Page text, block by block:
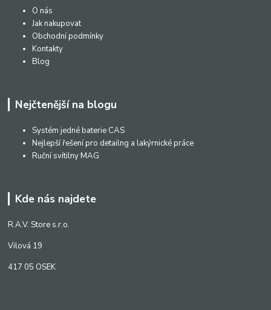
O nás
Jak nakupovat
Obchodní podmínky
Kontakty
Blog
Nejčtenější na blogu
Systém jedné baterie CAS
Nejlepší řešení pro detailng a lakýrnické práce
Ruční svítilny MAG
Kde nás najdete
R.A.V. Store s.r.o.
Vilová 19
417 05 OSEK